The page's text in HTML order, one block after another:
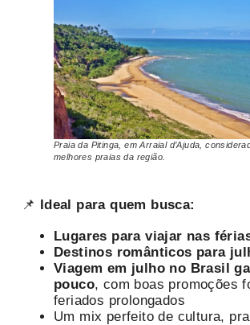
Praia da Pitinga, em Arraial d’Ajuda,
melhores praias da região.
📌 Ideal para quem busca:
Lugares para viajar nas
Destinos românticos para
Viagem em julho no Brasil
pouco, com boas promoções
feriados prolongados
Um mix perfeito de cultura,